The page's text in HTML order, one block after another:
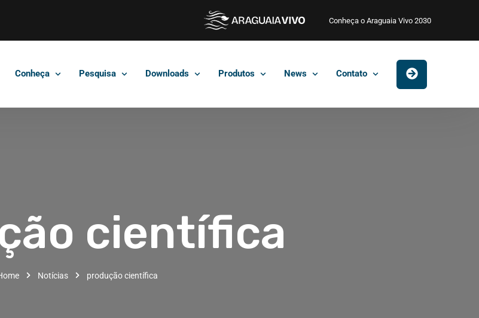
Conheça o Araguaia Vivo 2030
Conheça Pesquisa Downloads Produtos News Contato
científica
Notícias produção científica